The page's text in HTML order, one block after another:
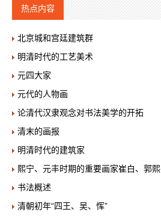
热点内容
北京城和宫廷建筑群
明清时代的工艺美术
元四大家
元代的人物画
论清代汉隶观念对书法美学的开拓
清末的画报
明清时代的建筑家
熙宁、元丰时期的重要画家崔白、郭熙
书法概述
清朝初年“四王、吴、恽”